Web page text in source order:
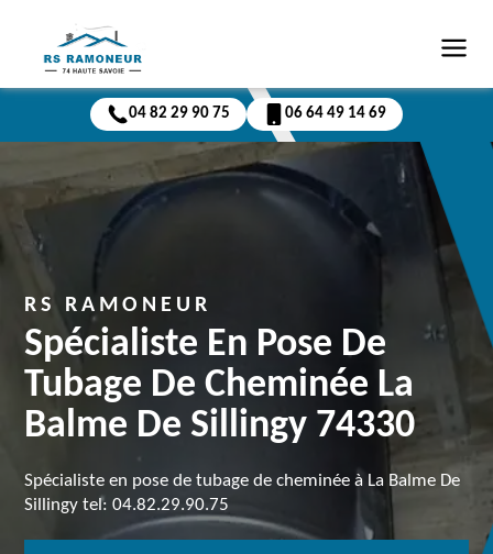
04 82 29 90 75 06 64 49 14 69
RS RAMONEUR
Spécialiste En Pose De
Tubage De Cheminée La
Balme De Sillingy 74330
Spécialiste en pose de tubage de cheminée à La Balme De
Sillingy tel: 04.82.29.90.75